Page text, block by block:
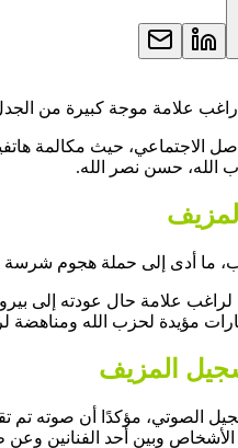
راغب علامة موجة كبيرة من
الاجتماعي، حيث مكالمة
الله، حسن نصر الله.
ما أدى إلى حملة هجوم شرسة
لراغب علامة حال عودته
مؤيدة لحزب الله ومناهضة
المزيف
الصوتي، مؤكدًا أن صوته تم
وبين أحد الفنانين